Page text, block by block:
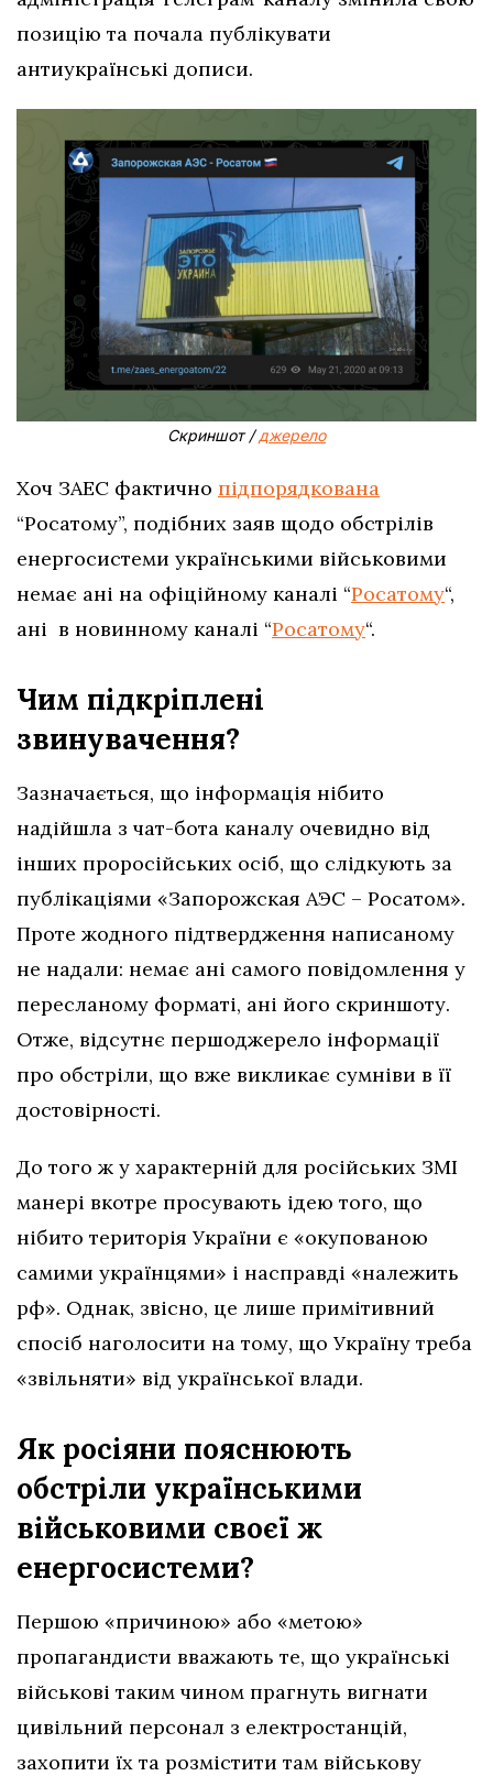
позицію та почала публікувати
антиукраїнські дописи.
Скриншот /джерело
Хоч ЗАЕС фактично підпорядкована
“Росатому”, подібних заяв щодо обстрілів
енергосистеми українськими військовими
немає ані на офіційному каналі “Росатому“,
ані в новинному каналі “Росатому“.
Чим підкріплені
звинувачення?
Зазначається, що інформація нібито
надійшла з чат-бота каналу очевидно від
інших проросійських осіб, що слідкують за
публікаціями «Запорожская АЭС – Росатом».
Проте жодного підтвердження написаному
не надали: немає ані самого повідомлення у
пересланому форматі, ані його скриншоту.
Отже, відсутнє першоджерело інформації
про обстріли, що вже викликає сумніви в її
достовірності.
До того ж у характерній для російських ЗМІ
манері вкотре просувають ідею того, що
нібито територія України є «окупованою
самими українцями» і насправді «належить
рф». Однак, звісно, це лише примітивний
спосіб наголосити на тому, що Україну треба
«звільняти» від української влади.
Як росіяни пояснюють
обстріли українськими
військовими своєї ж
енергосистеми?
Першою «причиною» або «метою»
пропагандисти вважають те, що українські
військові таким чином прагнуть вигнати
цивільний персонал з електростанцій,
захопити їх та розмістити там військову